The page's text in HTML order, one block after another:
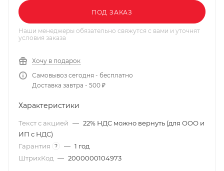
ПОД ЗАКАЗ
Наши менеджеры обязательно свяжутся с вами и уточнят
условия заказа
Хочу в подарок
Самовывоз сегодня - бесплатно
Доставка завтра - 500 ₽
Характеристики
Текст с акцией — 22% НДС можно вернуть (для ООО и
ИП с НДС)
Гарантия
? — 1 год
ШтрихКод — 2000000104973